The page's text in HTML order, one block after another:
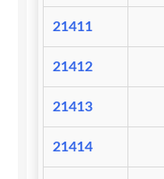
21411
21412
21413
21414